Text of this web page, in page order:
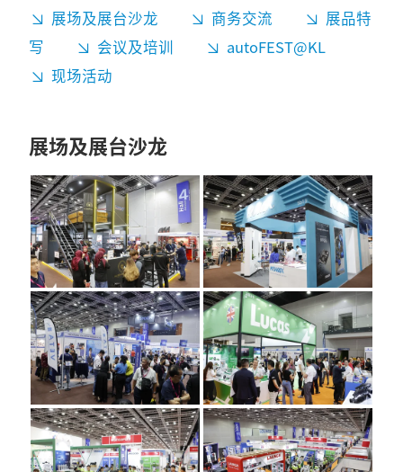
展场及展台沙龙 商务交流
展品特
写
会议及培训
autoFEST@KL
现场活动
展场及展台沙龙